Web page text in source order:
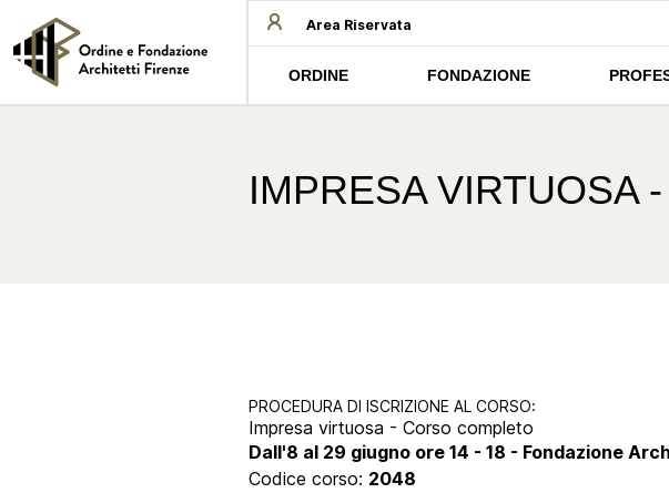
Area Riservata
ORDINE FONDAZIONE
IMPRESA VIRTUOSA
PROCEDURA DI ISCRIZIONE AL CORSO:
Impresa virtuosa - Corso completo
Dall'8 al 29 giugno ore 14 - 18 - Fondazione
Codice corso: 2048